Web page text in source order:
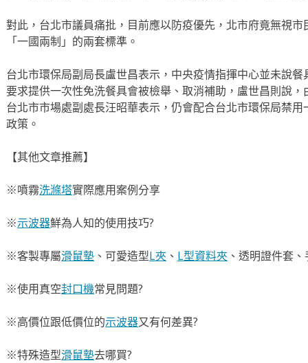
對此，台北市議員痛批，目前應以防疫優先，北市府竟無視
「一國兩制」的兩套標準。
台北市環保局副局長盧世昌表示，中央疫情指揮中心並未說
要求提供一次性免洗餐具會被檢舉、取消補助，盧世昌則說
台北市市場處副處長汪昭華表示，仍會配合台北市環保局禁
政策。
【其他文章推薦】
※噴霧洗滌塔實際應用案例分享
※示波器鮮為人知的使用技巧?
※客製專屬滑鼠墊、可愛造型L夾、 L型資料夾、透明證件套
※使用真空封口機常見問題?
※高價位跟低價位的示波器又有何差異?
※特殊造型滑鼠墊去哪買?